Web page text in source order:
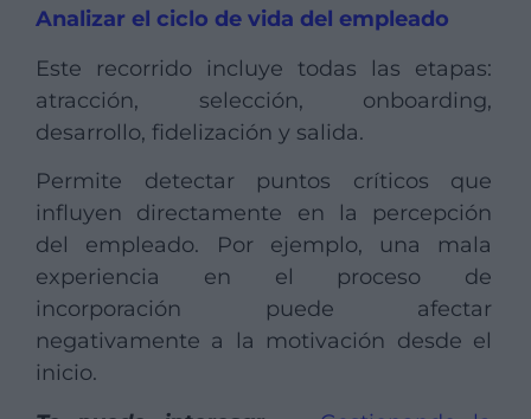
Analizar el ciclo de vida del empleado
Este recorrido incluye todas las etapas:
atracción, selección, onboarding,
desarrollo, fidelización y salida.
Permite detectar puntos críticos que
influyen directamente en la percepción
del empleado. Por ejemplo, una mala
experiencia en el proceso de
incorporación puede afectar
negativamente a la motivación desde el
inicio.